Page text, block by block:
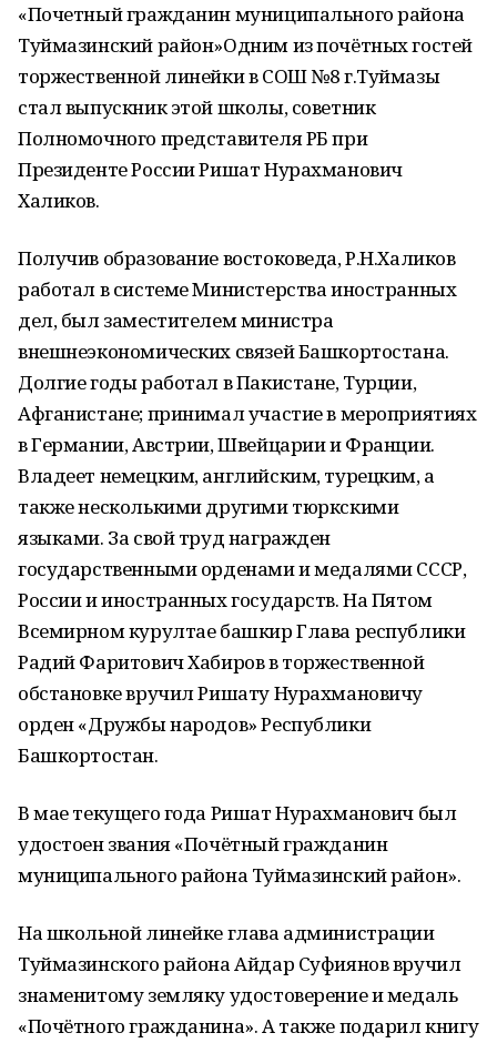
«Почетный гражданин муниципального района
Туймазинский район»Одним из почётных гостей
торжественной линейки в СОШ №8 г.Туймазы
стал выпускник этой школы, советник
Полномочного представителя РБ при
Президенте России Ришат Нурахманович
Халиков.
Получив образование востоковеда, Р.Н.Халиков
работал в системе Министерства иностранных
дел, был заместителем министра
внешнеэкономических связей Башкортостана.
Долгие годы работал в Пакистане, Турции,
Афганистане; принимал участие в мероприятиях
в Германии, Австрии, Швейцарии и Франции.
Владеет немецким, английским, турецким, а
также несколькими другими тюркскими
языками. За свой труд награжден
государственными орденами и медалями СССР,
России и иностранных государств. На Пятом
Всемирном курултае башкир Глава республики
Радий Фаритович Хабиров в торжественной
обстановке вручил Ришату Нурахмановичу
орден «Дружбы народов» Республики
Башкортостан.
В мае текущего года Ришат Нурахманович был
удостоен звания «Почётный гражданин
муниципального района Туймазинский район».
На школьной линейке глава администрации
Туймазинского района Айдар Суфиянов вручил
знаменитому земляку удостоверение и медаль
«Почётного гражданина». А также подарил книгу